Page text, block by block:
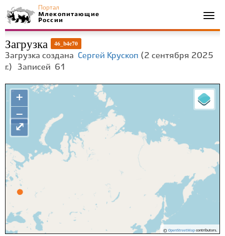
Портал
Млекопитающие
России
Загрузка 46_b4e70
Загрузка создана Сергей Крускоп (2 сентября 2025
г.) Записей 61
+
−
© OpenStreetMapcontributors.
⤢